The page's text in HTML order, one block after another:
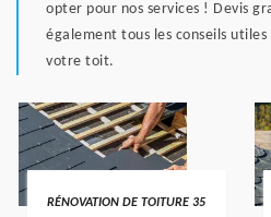
opter pour nos services ! Devis
également tous les conseils
votre toit.
RÉNOVATION DE TOITURE 35